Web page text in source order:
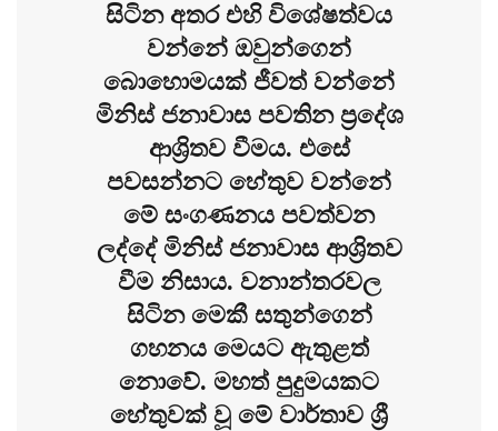
සිටින අතර එහි විශේෂත්වය
වන්නේ ඔවුන්ගෙන්
බොහොමයක් ජීවත් වන්නේ
මිනිස් ජනාවාස පවතින ප්‍රදේශ
ආශ්‍රිතව වීමය. එසේ
පවසන්නට හේතුව වන්නේ
මේ සංගණනය පවත්වන
ලද්දේ මිනිස් ජනාවාස ආශ්‍රිතව
වීම නිසාය. වනාන්තරවල
සිටින මෙකී සතුන්ගෙන්
ගහනය මෙයට ඇතුළත්
නොවේ. මහත් පුදුමයකට
හේතුවක් වූ මේ වාර්තාව ශ්‍රී